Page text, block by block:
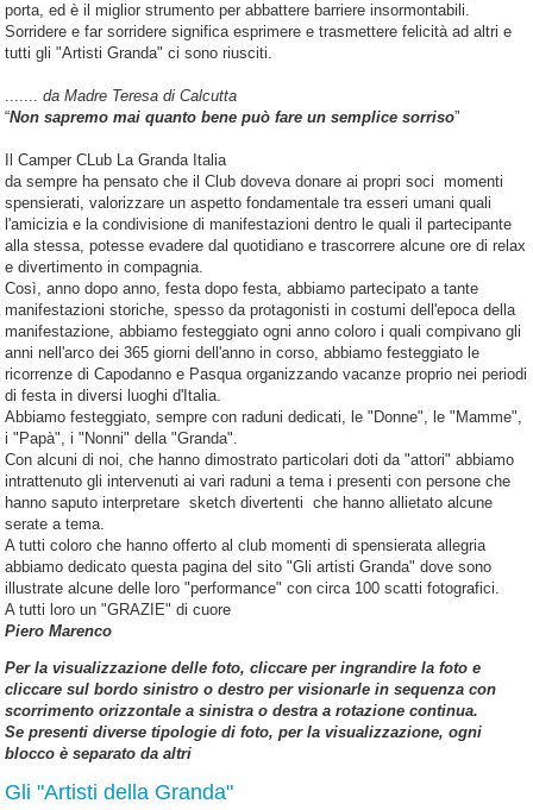
porta, ed è il miglior strumento per abbattere barriere insormontabili.
Sorridere e far sorridere significa esprimere e trasmettere felicità ad altri e
tutti gli "Artisti Granda" ci sono riusciti.
.......da Madre Teresa di Calcutta
“Non sapremo mai quanto bene può fare un semplice sorriso”
Il Camper CLub La Granda Italia
da sempre ha pensato che il Club doveva donare ai propri soci momenti
spensierati, valorizzare un aspetto fondamentale tra esseri umani quali
l'amicizia e la condivisione di manifestazioni dentro le quali il partecipante
alla stessa, potesse evadere dal quotidiano e trascorrere alcune ore di relax
e divertimento in compagnia.
Così, anno dopo anno, festa dopo festa, abbiamo partecipato a tante
manifestazioni storiche, spesso da protagonisti in costumi dell'epoca della
manifestazione, abbiamo festeggiato ogni anno coloro i quali compivano gli
anni nell'arco dei 365 giorni dell'anno in corso, abbiamo festeggiato le
ricorrenze di Capodanno e Pasqua organizzando vacanze proprio nei periodi
di festa in diversi luoghi d'Italia.
Abbiamo festeggiato, sempre con raduni dedicati, le "Donne", le "Mamme",
i "Papà", i "Nonni" della "Granda".
Con alcuni di noi, che hanno dimostrato particolari doti da "attori" abbiamo
intrattenuto gli intervenuti ai vari raduni a tema i presenti con persone che
hanno saputo interpretare sketch divertenti che hanno allietato alcune
serate a tema.
A tutti coloro che hanno offerto al club momenti di spensierata allegria
abbiamo dedicato questa pagina del sito "Gli artisti Granda" dove sono
illustrate alcune delle loro "performance" con circa 100 scatti fotografici.
A tutti loro un "GRAZIE" di cuore
Piero Marenco
Per la visualizzazione delle foto, cliccare per ingrandire la foto e
cliccare sul bordo sinistro o destro per visionarle in sequenza con
scorrimento orizzontale a sinistra o destra a rotazione continua.
Se presenti diverse tipologie di foto, per la visualizzazione, ogni
blocco è separato da altri
Gli "Artisti della Granda"